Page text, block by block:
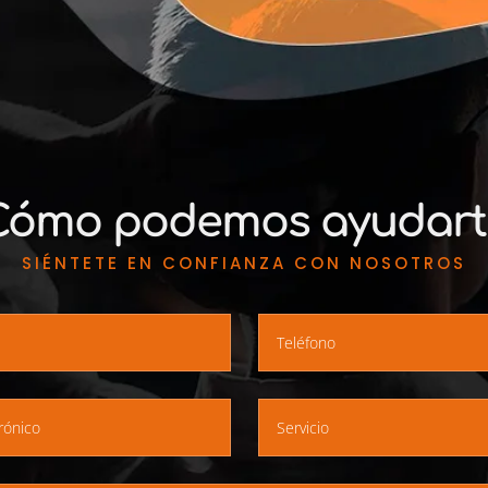
podemos
SIÉNTETE EN CONFIANZA CON NOSOTROS